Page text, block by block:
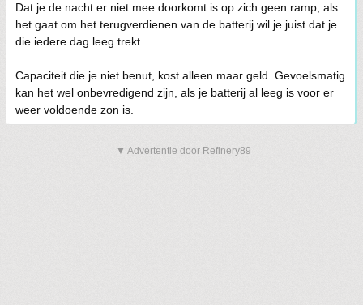
Dat je de nacht er niet mee doorkomt is op zich geen ramp, als
het gaat om het terugverdienen van de batterij wil je juist dat je
die iedere dag leeg trekt.
Capaciteit die je niet benut, kost alleen maar geld. Gevoelsmatig
kan het wel onbevredigend zijn, als je batterij al leeg is voor er
weer voldoende zon is.
▼ Advertentie door Refinery89